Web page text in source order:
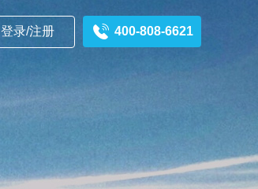
登录/注册 400-808-6621